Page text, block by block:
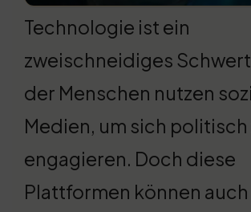
Technologie ist ein
zweischneidiges
der Menschen nutzen
Medien, um sich politisch
engagieren. Doch diese
Plattformen können auch